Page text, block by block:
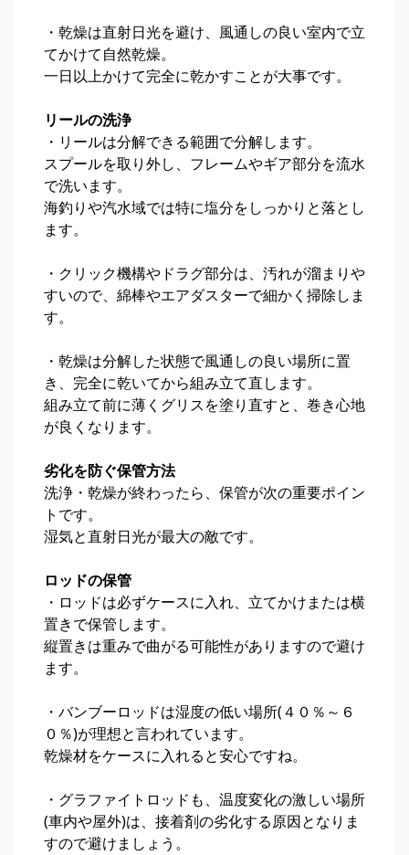
・乾燥は直射日光を避け、風通しの良い室内で立
てかけて自然乾燥。
一日以上かけて完全に乾かすことが大事です。
リールの洗浄
・リールは分解できる範囲で分解します。
スプールを取り外し、フレームやギア部分を流水
で洗います。
海釣りや汽水域では特に塩分をしっかりと落とし
ます。
・クリック機構やドラグ部分は、汚れが溜まりや
すいので、綿棒やエアダスターで細かく掃除しま
す。
・乾燥は分解した状態で風通しの良い場所に置
き、完全に乾いてから組み立て直します。
組み立て前に薄くグリスを塗り直すと、巻き心地
が良くなります。
劣化を防ぐ保管方法
洗浄・乾燥が終わったら、保管が次の重要ポイン
トです。
湿気と直射日光が最大の敵です。
ロッドの保管
・ロッドは必ずケースに入れ、立てかけまたは横
置きで保管します。
縦置きは重みで曲がる可能性がありますので避け
ます。
・バンブーロッドは湿度の低い場所(４０％～６
０％)が理想と言われています。
乾燥材をケースに入れると安心ですね。
・グラファイトロッドも、温度変化の激しい場所
(車内や屋外)は、接着剤の劣化する原因となりま
すので避けましょう。